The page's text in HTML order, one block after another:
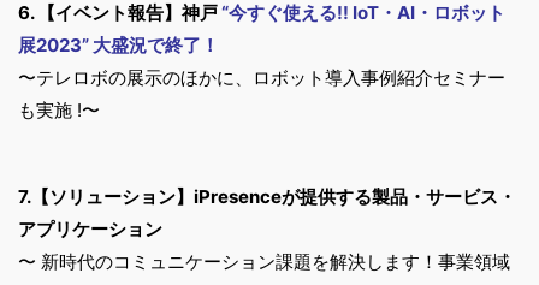
6. 【イベント報告】神戸“今すぐ使える!! IoT・AI・ロボット
展2023” 大盛況で終了！
〜テレロボの展示のほかに、ロボット導入事例紹介セミナー
も実施 !〜
7.【ソリューション】iPresenceが提供する製品・サービス・
アプリケーション
〜 新時代のコミュニケーション課題を解決します！事業領域